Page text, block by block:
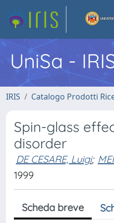
UniSa -
IRIS Catalogo Prodotti
Spin-glass
disorder
DE CESARE, Luigi;
1999
Scheda breve